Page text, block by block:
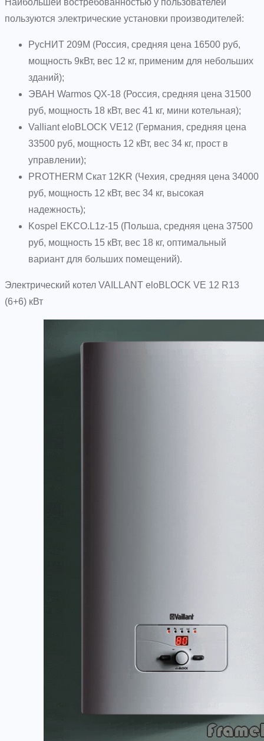
Наибольшей востребованностью у пользователей
пользуются электрические установки производителей:
РусНИТ 209М (Россия, средняя цена 16500 руб,
мощность 9кВт, вес 12 кг, применим для небольших
зданий);
ЭВАН Warmos QX-18 (Россия, средняя цена 31500
руб, мощность 18 кВт, вес 41 кг, мини котельная);
Valliant eloBLOCK VE12 (Германия, средняя цена
33500 руб, мощность 12 кВт, вес 34 кг, прост в
управлении);
PROTHERM Скат 12KR (Чехия, средняя цена 34000
руб, мощность 12 кВт, вес 34 кг, высокая
надежность);
Kospel EKCO.L1z-15 (Польша, средняя цена 37500
руб, мощность 15 кВт, вес 18 кг, оптимальный
вариант для больших помещений).
Электрический котел VAILLANT eloBLOCK VE 12 R13
(6+6) кВт